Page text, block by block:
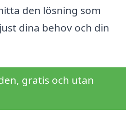
den lösning som
dina behov och din
gratis och utan